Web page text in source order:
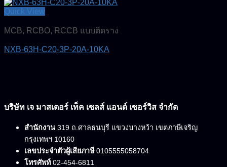
Quick View
MCB, RCBO, RCCB แบบติดราง
NXB-63H-C20-3P-20A-10KA
บริษัท เจ มาสเตอร์ เท็ค เซลส์ แอนด์ เซอร์วิส จำกัด
สำนักงาน 319 ถ.ศาลธนบุรี แขวงบางหว้า เขตภาษีเจริญ
กรุงเทพฯ 10160
เลขประจำตัวผู้เสียภาษี0105555058704
โทรศัพท์02-454-6811